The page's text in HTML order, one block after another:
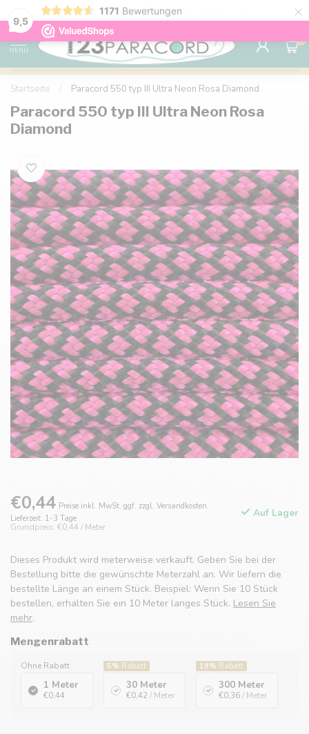
9,5
1171 Bewertungen ×
Kostenlose Lieferung nach Hause ab 150 €
MENU
0
Startseite Paracord 550 typ III Ultra Neon Rosa Diamond
Paracord 550 typ III Ultra Neon Rosa
Diamond
€0,44 Preise inkl. MwSt. ggf. zzgl. Versandkosten.
Lieferzeit: 1-3 Tage
Grundpreis: €0,44 / Meter
Auf Lager
Dieses Produkt wird meterweise verkauft. Geben Sie bei der
Bestellung bitte die gewünschte Meterzahl an. Wir liefern die
bestellte Länge an einem Stück. Beispiel: Wenn Sie 10 Stück
bestellen, erhalten Sie ein 10 Meter langes Stück. Lesen Sie
mehr.
Mengenrabatt
Ohne Rabatt
1 Meter
€0,44
5% Rabatt
30 Meter
€0,42 / Meter
19% Rabatt
300 Meter
€0,36/ Meter